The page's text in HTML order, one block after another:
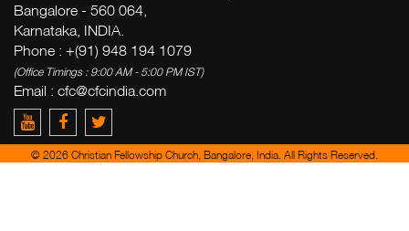
Bangalore - 560 064,
Karnataka, INDIA.
Phone : +(91) 948 194 1079
(Office Timings : 9:00 AM - 5:00 PM IST)
Email : cfc@cfcindia.com
© 2026 Christian Fellowship Church, Bangalore, India. All Rights Reserved.